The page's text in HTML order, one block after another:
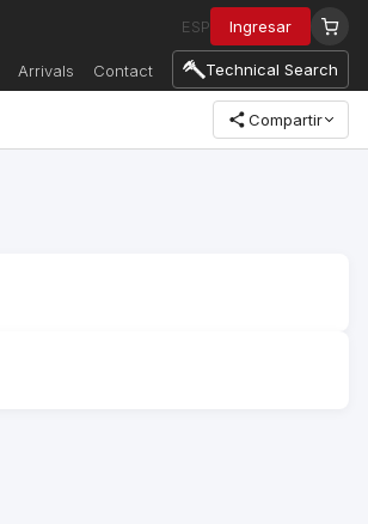
ESP Ingresar
Arrivals Contact Technical Search
Compartir